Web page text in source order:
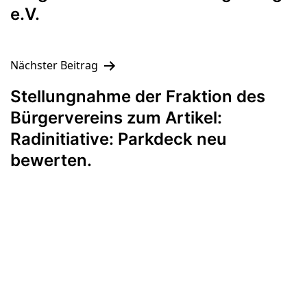
e.V.
Nächster Beitrag
Stellungnahme der Fraktion des
Bürgervereins zum Artikel:
Radinitiative: Parkdeck neu
bewerten.